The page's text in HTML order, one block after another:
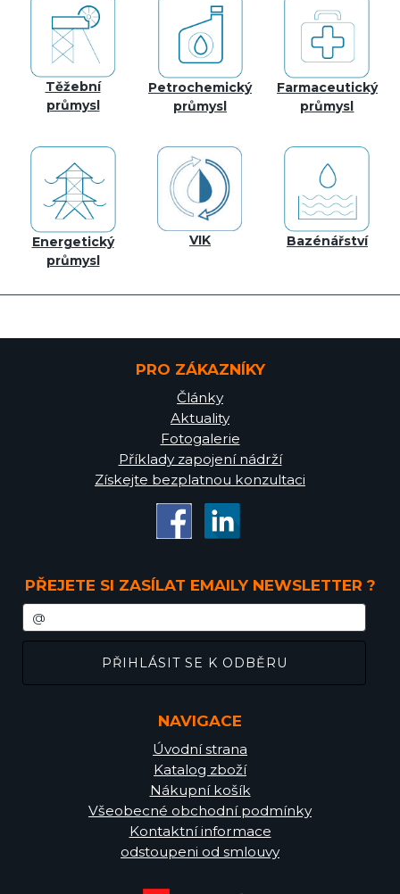
Těžební
průmysl
Petrochemický
průmysl
Farmaceutický
průmysl
Energetický
průmysl
VIK Bazénářství
PRO ZÁKAZNÍKY
Články
Aktuality
Fotogalerie
Příklady zapojení nádrží
Získejte bezplatnou konzultaci
PŘEJETE SI ZASÍLAT EMAILY NEWSLETTER ?
NAVIGACE
Úvodní strana
Katalog zboží
Nákupní košík
Všeobecné obchodní podmínky
Kontaktní informace
odstoupeni od smlouvy